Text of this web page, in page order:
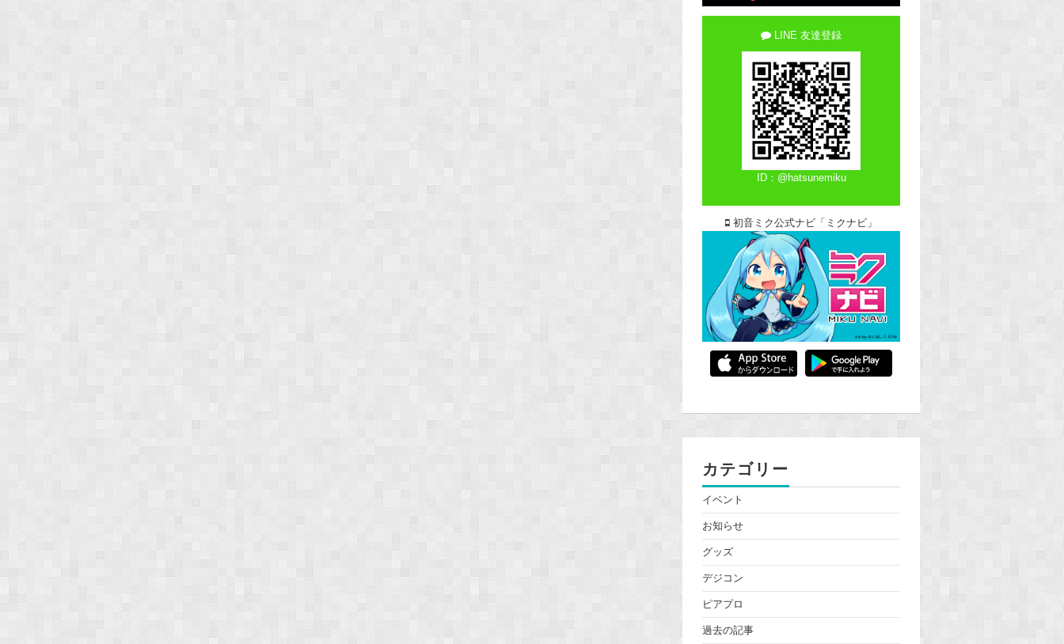
LINE 友達登録
ID：@hatsunemiku
初音ミク公式ナビ「ミクナビ」
カテゴリー
イベント
お知らせ
グッズ
デジコン
ピアプロ
過去の記事